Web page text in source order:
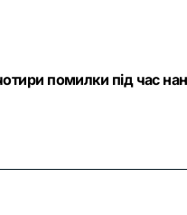
помилки під час